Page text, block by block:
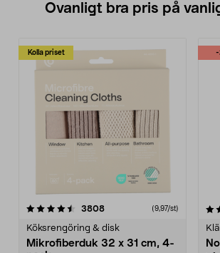
Ovanligt bra pris på
Kolla priset
3808recensioner (9,97/st)
Köksrengöring & disk
Mikrofiberduk 32 x 31 cm, 4-
-
4.0av 5 stjärnor